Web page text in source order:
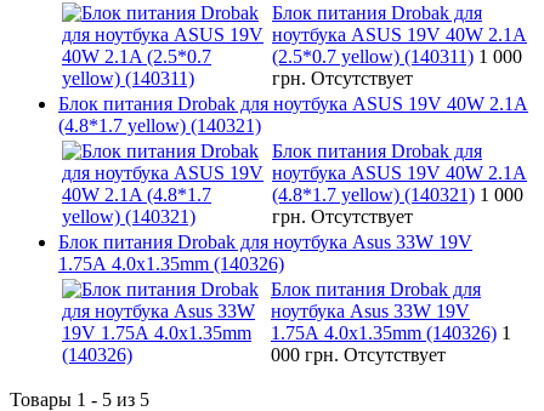
Блок питания Drobak для
ноутбука ASUS 19V 40W 2.1A
(2.5*0.7 yellow) (140311) 1 000
грн. Отсутствует
Блок питания Drobak для ноутбука ASUS 19V 40W 2.1A
(4.8*1.7 yellow) (140321)
Блок питания Drobak для
ноутбука ASUS 19V 40W 2.1A
(4.8*1.7 yellow) (140321) 1 000
грн. Отсутствует
Блок питания Drobak для ноутбука Asus 33W 19V
1.75A 4.0х1.35mm (140326)
Блок питания Drobak для
ноутбука Asus 33W 19V
1.75A 4.0х1.35mm (140326) 1
000 грн. Отсутствует
Товары 1 - 5 из 5